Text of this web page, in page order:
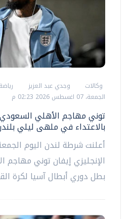
وكالات وجدي عبد العزيز
رياضة
الجمعة، 07 اغسطس 2026 02:23 م
توني مهاجم الأهلي السعودي
بالاعتداء في ملهى ليلي
أعلنت شرطة لندن اليوم
الإنجليزي إيفان ‌توني
بطل دوري أبطال آسيا لكرة